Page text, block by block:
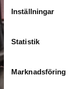
Inställningar
Statistik
Marknadsföring